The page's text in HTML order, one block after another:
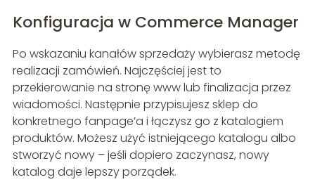
Konfiguracja w Commerce Manager
Po wskazaniu kanałów sprzedaży wybierasz metodę
realizacji zamówień. Najczęściej jest to
przekierowanie na stronę www lub finalizacja przez
wiadomości. Następnie przypisujesz sklep do
konkretnego fanpage’a i łączysz go z katalogiem
produktów. Możesz użyć istniejącego katalogu albo
stworzyć nowy – jeśli dopiero zaczynasz, nowy
katalog daje lepszy porządek.